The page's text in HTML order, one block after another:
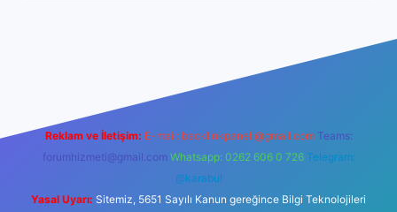
Reklam ve İletişim: E-mail: backlinkpaneli@gmail.com Teams:
forumhizmeti@gmail.com Whatsapp: 0262 606 0 726 Telegram:
@karabul
Yasal Uyarı: Sitemiz, 5651 Sayılı Kanun gereğince Bilgi Teknolojileri